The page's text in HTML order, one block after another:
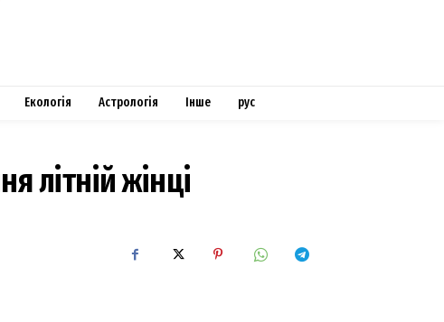
Екологія Астрологія Інше рус
літній жінці